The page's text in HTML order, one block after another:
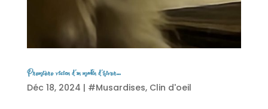
Première vision d’un matin d’hiver…
Déc 18, 2024 | #Musardises, Clin d'oeil